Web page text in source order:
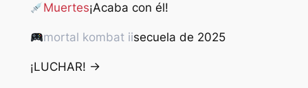
Muertes¡Acaba con él!
mortal kombat iisecuela de 2025
¡LUCHAR! →